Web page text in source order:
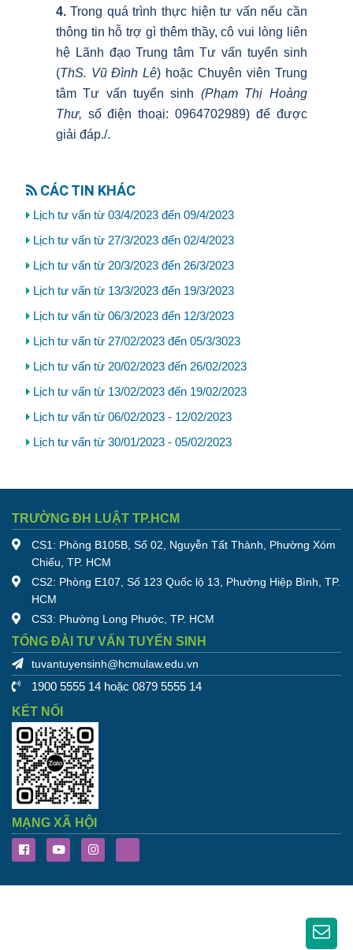
4.Trong quá trình thực hiện tư vấn nếu cần
thông tin hỗ trợ gì thêm thầy, cô vui lòng liên
hệ Lãnh đạo Trung tâm Tư vấn tuyển sinh
(ThS. Vũ Đình Lê) hoặc Chuyên viên Trung
tâm Tư vấn tuyển sinh (Phạm Thị Hoàng
Thư, số điện thoại: 0964702989) để được
giải đáp./.
CÁC TIN KHÁC
Lịch tư vấn từ 03/4/2023 đến 09/4/2023
Lịch tư vấn từ 27/3/2023 đến 02/4/2023
Lịch tư vấn từ 20/3/2023 đến 26/3/2023
Lịch tư vấn từ 13/3/2023 đến 19/3/2023
Lịch tư vấn từ 06/3/2023 đến 12/3/2023
Lịch tư vấn từ 27/02/2023 đến 05/3/3023
Lịch tư vấn từ 20/02/2023 đến 26/02/2023
Lịch tư vấn từ 13/02/2023 đến 19/02/2023
Lịch tư vấn từ 06/02/2023 - 12/02/2023
Lịch tư vấn từ 30/01/2023 - 05/02/2023
TRƯỜNG ĐH LUẬT TP.HCM
CS1: Phòng B105B, Số 02, Nguyễn Tất Thành, Phường Xóm
Chiếu, TP. HCM
CS2: Phòng E107, Số 123 Quốc lộ 13, Phường Hiệp Bình, TP.
HCM
CS3: Phường Long Phước, TP. HCM
TỔNG ĐÀI TƯ VẤN TUYỂN SINH
tuvantuyensinh@hcmulaw.edu.vn
1900 5555 14 hoặc 0879 5555 14
KẾT NỐI
MẠNG XÃ HỘI